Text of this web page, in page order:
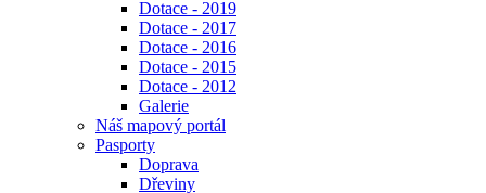
Dotace - 2019
Dotace - 2017
Dotace - 2016
Dotace - 2015
Dotace - 2012
Galerie
Náš mapový portál
Pasporty
Doprava
Dřeviny